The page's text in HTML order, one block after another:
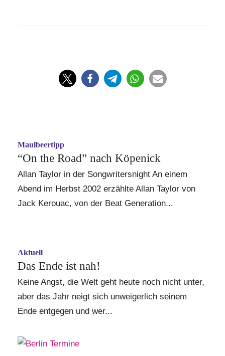
Maulbeertipp
“On the Road” nach Köpenick
Allan Taylor in der Songwritersnight An einem
Abend im Herbst 2002 erzählte Allan Taylor von
Jack Kerouac, von der Beat Generation...
Aktuell
Das Ende ist nah!
Keine Angst, die Welt geht heute noch nicht unter,
aber das Jahr neigt sich unweigerlich seinem
Ende entgegen und wer...